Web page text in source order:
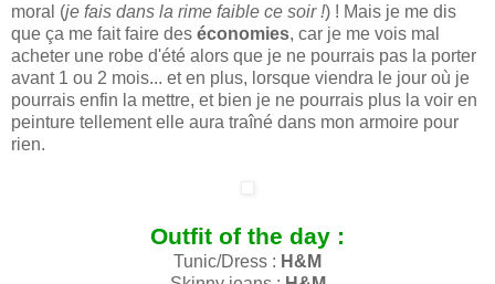
moral (je fais dans la rime faible ce soir !) ! Mais je me dis
que ça me fait faire des économies, car je me vois mal
acheter une robe d'été alors que je ne pourrais pas la porter
avant 1 ou 2 mois... et en plus, lorsque viendra le jour où je
pourrais enfin la mettre, et bien je ne pourrais plus la voir en
peinture tellement elle aura traîné dans mon armoire pour
rien.
Outfit of the day :
Tunic/Dress : H&M